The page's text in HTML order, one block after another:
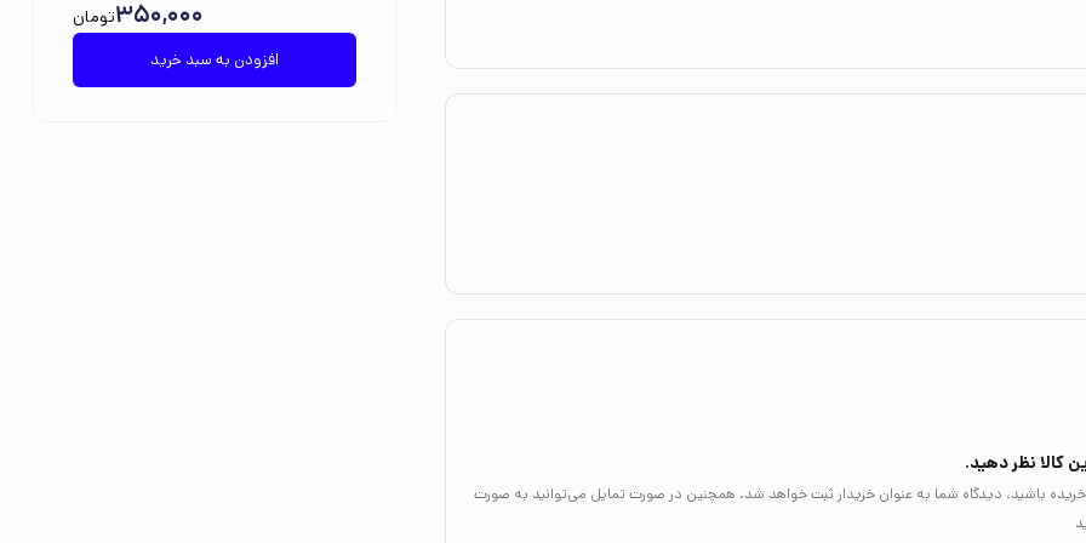
جهان پیرامونش، و تأملات او دربارۀ ماهیتِ شناخت شالودۀ تمامی علوم تجربی را پی افکندند.
از نمایشنامه‌ه ای یونانی همچنان پایۀ ثابتِ دوره‌ های آموزشیِ ادبیات در سراسر جهان را تشکیل
کالا نظر دهید.
خریده باشید، دیدگاه شما به عنوان خریدار ثبت خواهد شد. همچنین در صورت تمایل می‌توانید به صورت
افزودن به سبد خرید
350,000تومان